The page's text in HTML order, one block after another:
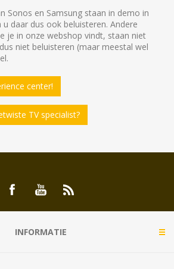
Sonos en Samsung staan in demo in
u daar dus ook beluisteren. Andere
je in onze webshop vindt, staan niet
niet beluisteren (maar meestal wel
center!
TV specialist?
INFORMATIE